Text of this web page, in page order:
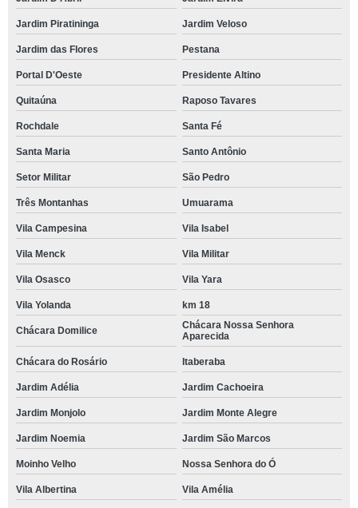
Jardim Piratininga Jardim Veloso
Jardim das Flores Pestana
Portal D'Oeste Presidente Altino
Quitaúna Raposo Tavares
Rochdale Santa Fé
Santa Maria Santo Antônio
Setor Militar São Pedro
Três Montanhas Umuarama
Vila Campesina Vila Isabel
Vila Menck Vila Militar
Vila Osasco Vila Yara
Vila Yolanda km 18
Chácara Domilice
Chácara Nossa Senhora
Aparecida
Chácara do Rosário Itaberaba
Jardim Adélia Jardim Cachoeira
Jardim Monjolo Jardim Monte Alegre
Jardim Noemia Jardim São Marcos
Moinho Velho Nossa Senhora do Ó
Vila Albertina Vila Amélia